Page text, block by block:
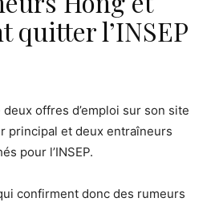
quitter l’INSEP
offres d’emploi sur son site
principal et deux entraîneurs
pour l’INSEP.
confirment donc des rumeurs